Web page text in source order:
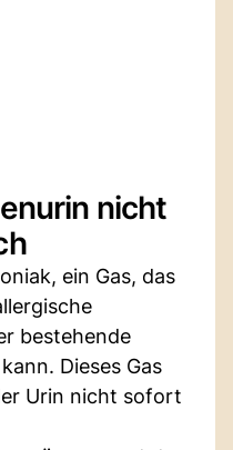
nicht
ein Gas, das
bestehende
Dieses Gas
Urin nicht sofort